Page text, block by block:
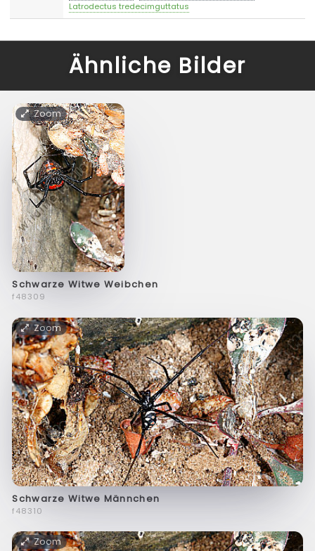
Latrodectus tredecimguttatus
Ähnliche Bilder
Zoom
Schwarze Witwe Weibchen
f48309
Zoom
Schwarze Witwe Männchen
f48310
Zoom